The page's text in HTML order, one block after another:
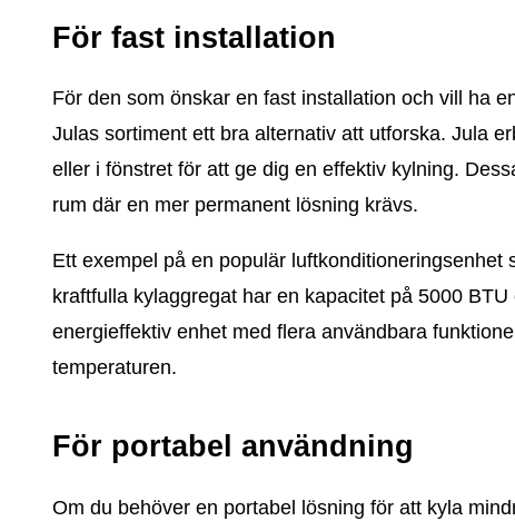
För fast installation
För den som önskar en fast installation och vill ha
Julas sortiment ett bra alternativ att utforska. Jula
eller i fönstret för att ge dig en effektiv kylning.
rum där en mer permanent lösning krävs.
Ett exempel på en populär luftkonditioneringsenhet
kraftfulla kylaggregat har en kapacitet på 5000
energieffektiv enhet med flera användbara
temperaturen.
För portabel användning
Om du behöver en portabel lösning för att kyla